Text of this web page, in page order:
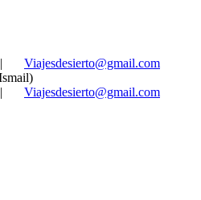
|
Viajesdesierto@gmail.com
|
Viajesdesierto@gmail.com